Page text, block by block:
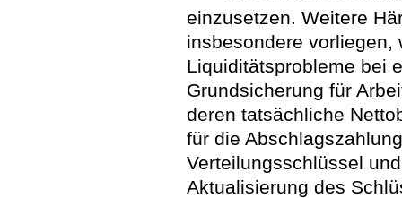
einzusetzen. Weitere
insbesondere
Liquiditätsprobleme bei
Grundsicherung für
deren tatsächliche
für die
Verteilungsschlüssel
Aktualisierung des